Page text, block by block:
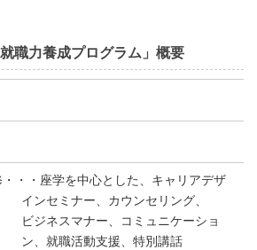
職力養成プログラム」概要
・・座学を中心とした、キャリアデザ
インセミナー、カウンセリング、
ビジネスマナー、コミュニケーショ
ン、就職活動支援、特別講話